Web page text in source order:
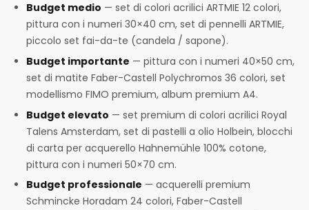
Budget medio — set di colori acrilici ARTMIE 12 colori,
pittura con i numeri 30×40 cm, set di pennelli ARTMIE,
piccolo set fai-da-te (candela / sapone).
Budget importante — pittura con i numeri 40×50 cm,
set di matite Faber-Castell Polychromos 36 colori, set
modellismo FIMO premium, album premium A4.
Budget elevato — set premium di colori acrilici Royal
Talens Amsterdam, set di pastelli a olio Holbein, blocchi
di carta per acquerello Hahnemühle 100% cotone,
pittura con i numeri 50×70 cm.
Budget professionale — acquerelli premium
Schmincke Horadam 24 colori, Faber-Castell